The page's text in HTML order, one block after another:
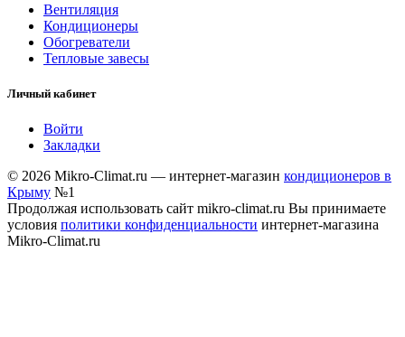
Вентиляция
Кондиционеры
Обогреватели
Тепловые завесы
Личный кабинет
Войти
Закладки
© 2026 Mikro-Climat.ru — интернет-магазин кондиционеров в
Крыму №1
Продолжая использовать сайт mikro-climat.ru Вы принимаете
условия политики конфиденциальности интернет-магазина
Mikro-Climat.ru